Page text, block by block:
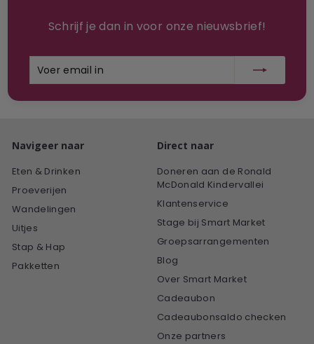
Schrijf je dan in voor onze nieuwsbrief!
Navigeer naar
Eten & Drinken
Proeverijen
Wandelingen
Uitjes
Stap & Hap
Pakketten
Direct naar
Doneren aan de Ronald
McDonald Kindervallei
Klantenservice
Stage bij Smart Market
Groepsarrangementen
Blog
Over Smart Market
Cadeaubon
Cadeaubonsaldo checken
Onze partners